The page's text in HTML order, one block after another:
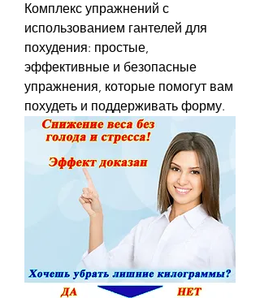
Комплекс упражнений с
использованием гантелей для
похудения: простые,
эффективные и безопасные
упражнения, которые помогут вам
похудеть и поддерживать форму.